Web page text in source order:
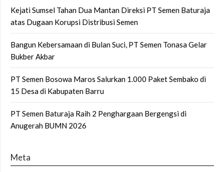
Kejati Sumsel Tahan Dua Mantan Direksi PT Semen Baturaja
atas Dugaan Korupsi Distribusi Semen
Bangun Kebersamaan di Bulan Suci, PT Semen Tonasa Gelar
Bukber Akbar
PT Semen Bosowa Maros Salurkan 1.000 Paket Sembako di
15 Desa di Kabupaten Barru
PT Semen Baturaja Raih 2 Penghargaan Bergengsi di
Anugerah BUMN 2026
Meta